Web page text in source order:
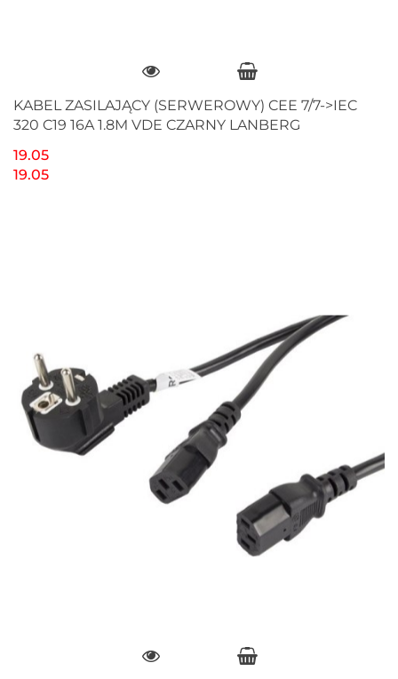
KABEL ZASILAJĄCY (SERWEROWY) CEE 7/7->IEC
320 C19 16A 1.8M VDE CZARNY LANBERG
19.05
19.05